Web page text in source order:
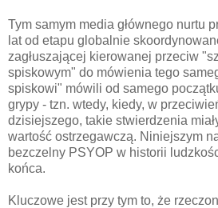
Tym samym media głównego nurtu
lat od etapu globalnie
zagłuszającej kierowanej przeciw
spiskowym" do mówienia tego
spiskowi" mówili od samego
grypy - tzn. wtedy, kiedy, w
dzisiejszego, takie stwierdzenia
wartość ostrzegawczą. Niniejszym
bezczelny PSYOP w historii
końca.
Kluczowe jest przy tym to, że